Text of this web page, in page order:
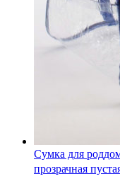
Сумка для
прозрачная